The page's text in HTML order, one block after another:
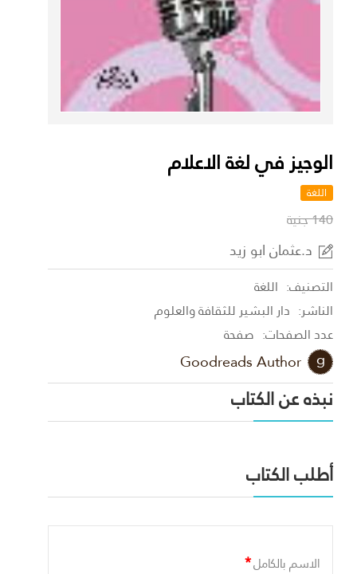
الوجيز في لغة الاعلام
اللغة
140 جنية
د.عثمان ابو زيد
التصنيف: اللغة
الناشر: دار البشير للثقافة والعلوم
عدد الصفحات: صفحة
Goodreads Author
نبذه عن الكتاب
أطلب الكتاب
الاسم بالكامل*